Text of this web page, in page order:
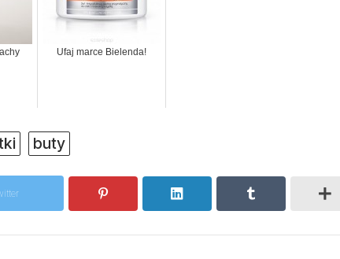
Ufaj marce Bielenda!
buty